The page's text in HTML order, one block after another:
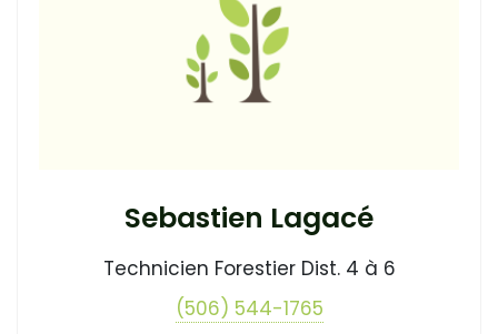
Sebastien Lagacé
Technicien Forestier Dist. 4 à 6
(506) 544-1765